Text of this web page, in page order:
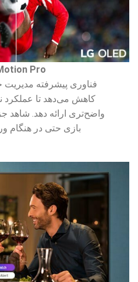
Pro
فناوری پیشرفته
کاهش می‌دهد تا عملکرد
واضح‌تری ارائه دهد. شاهد
بازی حتی در هنگام